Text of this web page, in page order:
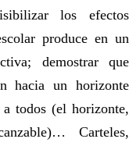
los efectos
produce en un
demostrar que
hacia un horizonte
todos (el horizonte,
Carteles,